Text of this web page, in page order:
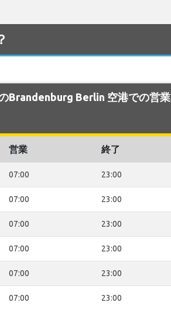
Brandenburg Berlin 空港での営業
営業 終了
07:00 23:00
07:00 23:00
07:00 23:00
07:00 23:00
07:00 23:00
07:00 23:00